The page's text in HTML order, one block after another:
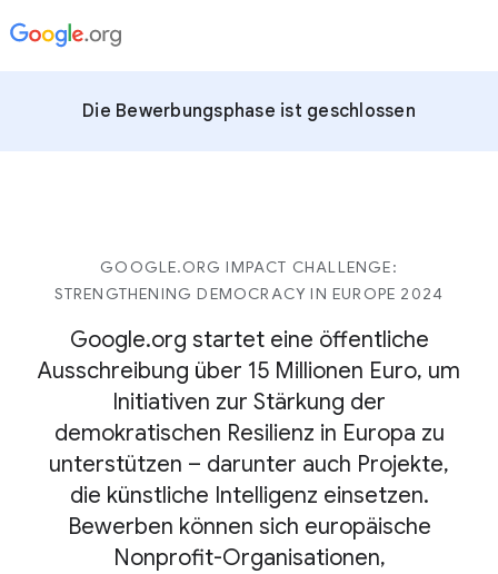
Die Bewerbungsphase ist geschlossen
GOOGLE.ORG IMPACT CHALLENGE:
STRENGTHENING DEMOCRACY IN EUROPE 2024
Google.org startet eine öffentliche
Ausschreibung über 15 Millionen Euro, um
Initiativen zur Stärkung der
demokratischen Resilienz in Europa zu
unterstützen – darunter auch Projekte,
die künstliche Intelligenz einsetzen.
Bewerben können sich europäische
Nonprofit-Organisationen,